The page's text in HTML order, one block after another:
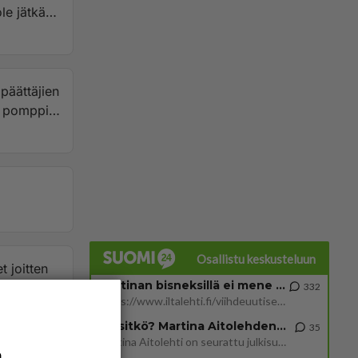
jätkä
joitten
Osallistu keskusteluun
Martinan bisneksillä ei mene hyvin
https://www.iltalehti.fi/viihdeuutiset/a/c46da6ab-340f-4790-aaa7-0865eed2336 Yrityksen konkurssihakemus on tullut kärä
332
Tiesitkö? Martina Aitolehden isäpuoli on tämä suosittu laulaja
Martina Aitolehti on seurattu julkisuuden henkilö. Lähipiiriin mahtuu muitakin tunnettuja henkilöitä. Tiesitkö, että Ma
35